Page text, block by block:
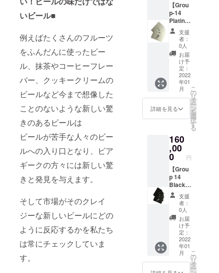
いビール■
例えばたくさんのフルーツ
をふんだんに使ったビー
ル、抹茶やコーヒーフレー
バー、クッキークリームの
ビールなど今まで想像した
ことのないような新しい驚
きのあるビールは
ビールが苦手な人々のビー
ルへの入り口となり、ビア
ギークの方々には新しい驚
きと発見を与えます。
そして市場がそのクレイ
ジーな新しいビールにどの
ように反応するかを私たち
は常にチェックしていま
す。
ザイン
性、ク
オリ
ティを
兼ね備
え、ど
んな
シーン
でもつ
けてい
ただけ
るシン
プルで
高級感
スデザ
インの
サング
ラスで
す。100
本の限
定生産
です
来店で
何杯で
もご利
用いた
だけま
す。 ※
使用時
期や期
限など
の注意
事項や
詳細は
ビール
チケッ
だきま
す。 ※
お受け
取りは
店頭で
のお受
け取り
とさせ
ていた
だきま
す。 ※
引き換
え番号
等は
追って
メール
にてご
カード
をス
タッフ
へ提示
して頂
き、最
初の１
杯、お
好きな
Carbon
Brews
のビー
ルをパ
イント
サイズ
で提供
頂きま
す。 期
間内な
ら何度
でもご
利用い
ただけ
ます。
（1日１
杯ま
で） 初
回ご利
用日時
より半
年間有
効で
す。 毎
日タッ
【Grou
p-14
Platinu
m -
First
Drink
Free 1-
year
Pass】
〚1年間
有効〛
Carbon
Brews
東京
タップ
ルーム
店時に
こちら
のプラ
チナ
カード
をス
タッフ
へ提示
して頂
き、最
初の１
杯、お
好きな
Carbon
Brews
のビー
ルをパ
イント
支援
者：
0人
お届
け予
定：
2022
年01
月
詳細を見る
こ
の
リ
タ
ー
ン
を
選
択
す
る
160
,00
0 円
【Grou
p 14
Black -
First
Drink
Free 2-
year
Pass
】 〚2
年間有
効〛
Carbon
Brews
東京
支援
者：
0人
お届
け予
定：
2022
年01
月
こ
の
リ
タ
ー